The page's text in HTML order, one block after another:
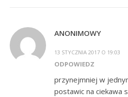
ANONIMOWY
13 STYCZNIA 2017 O 19:03
ODPOWIEDZ
przynejmniej w
postawic na ciekawa